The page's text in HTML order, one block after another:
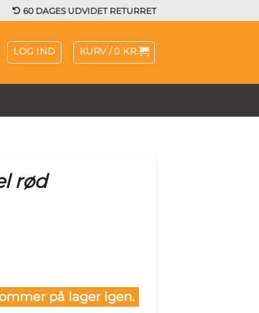
60 DAGES UDVIDET RETURRET
LOG IND KURV /0 KR.
rød
på lager igen.